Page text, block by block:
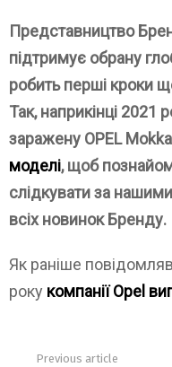
Представництво
підтримує обрану
робить перші кроки
Так, наприкінці 2021
заражену OPEL
моделі, щоб
слідкувати за
всіх новинок Бренду.
Як раніше
року компанії Opel
Previous article